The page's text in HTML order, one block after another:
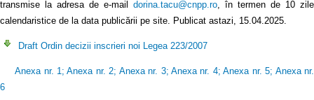
transmise la adresa de e-mail dorina.tacu@cnpp.ro , în termen de 10 zile
calendaristice de la data publicării pe site. Publicat astazi, 15.04.2025.
Draft Ordin decizii inscrieri noi Legea 223/2007
Anexa nr. 1 ;Anexa nr. 2; Anexa nr. 3;Anexa nr. 4;Anexa nr. 5; Anexa nr.
6